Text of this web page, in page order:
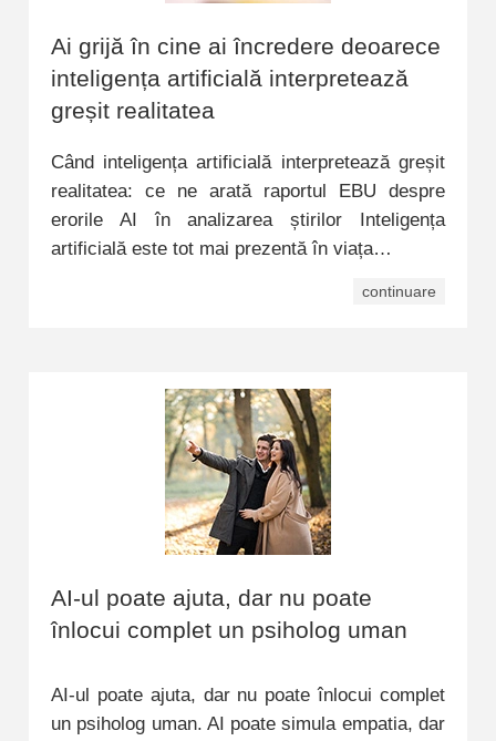
Ai grijă în cine ai încredere deoarece
inteligența artificială interpretează
greșit realitatea
Când inteligența artificială interpretează greșit
realitatea: ce ne arată raportul EBU despre
erorile AI în analizarea știrilor Inteligența
artificială este tot mai prezentă în viața…
continuare
AI-ul poate ajuta, dar nu poate
înlocui complet un psiholog uman
AI-ul poate ajuta, dar nu poate înlocui complet
un psiholog uman. AI poate simula empatia, dar